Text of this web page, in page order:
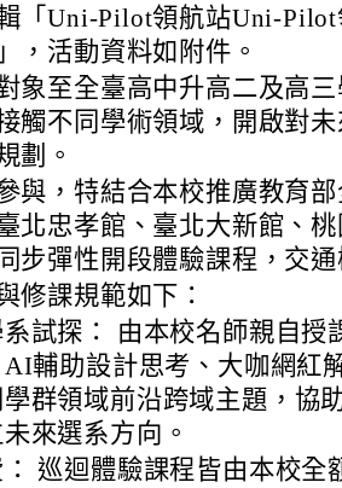
「Uni-Pilot領航站Uni-
，活動資料如附件。
象至全臺高中升高二及高
觸不同學術領域，開啟對
劃。
與，特結合本校推廣教育
北忠孝館、臺北大新館、
步彈性開段體驗課程，交通
修課規範如下：
試探： 由本校名師親自授
輔助設計思考、大咖網紅
群領域前沿跨域主題，協
來選系方向。
巡迴體驗課程皆由本校全